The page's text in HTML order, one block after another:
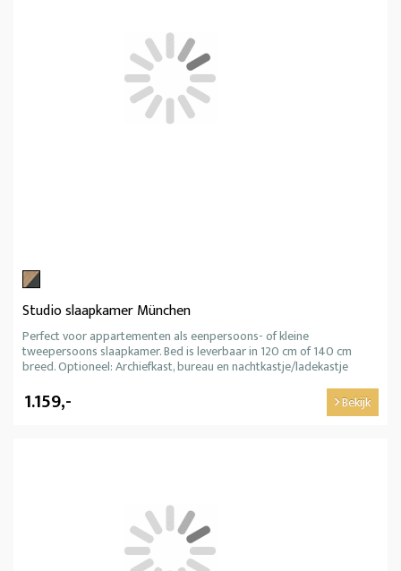
Studio slaapkamer München
Perfect voor appartementen als eenpersoons- of kleine
tweepersoons slaapkamer. Bed is leverbaar in 120 cm of 140 cm
breed. Optioneel: Archiefkast, bureau en nachtkastje/ladekastje
1.159,- Bekijk